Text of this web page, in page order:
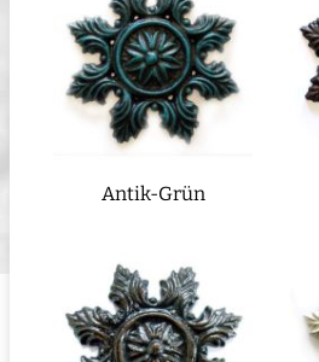
Antik-Grün